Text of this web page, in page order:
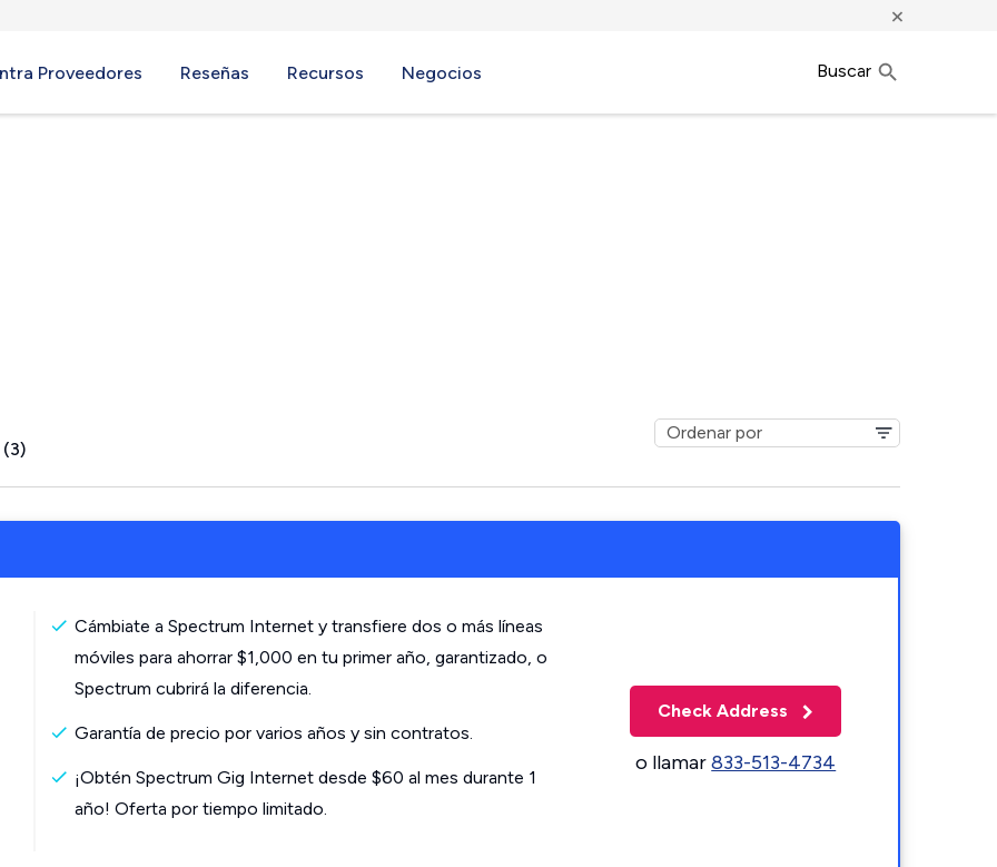
×
Proveedores Reseñas Recursos Negocios Buscar
Cámbiate a Spectrum Internet y transfiere dos o más líneas
móviles para ahorrar $1,000 en tu primer año, garantizado, o
Spectrum cubrirá la diferencia.
Garantía de precio por varios años y sin contratos.
¡Obtén Spectrum Gig Internet desde $60 al mes durante 1
año! Oferta por tiempo limitado.
Check Address
o llamar833-513-4734